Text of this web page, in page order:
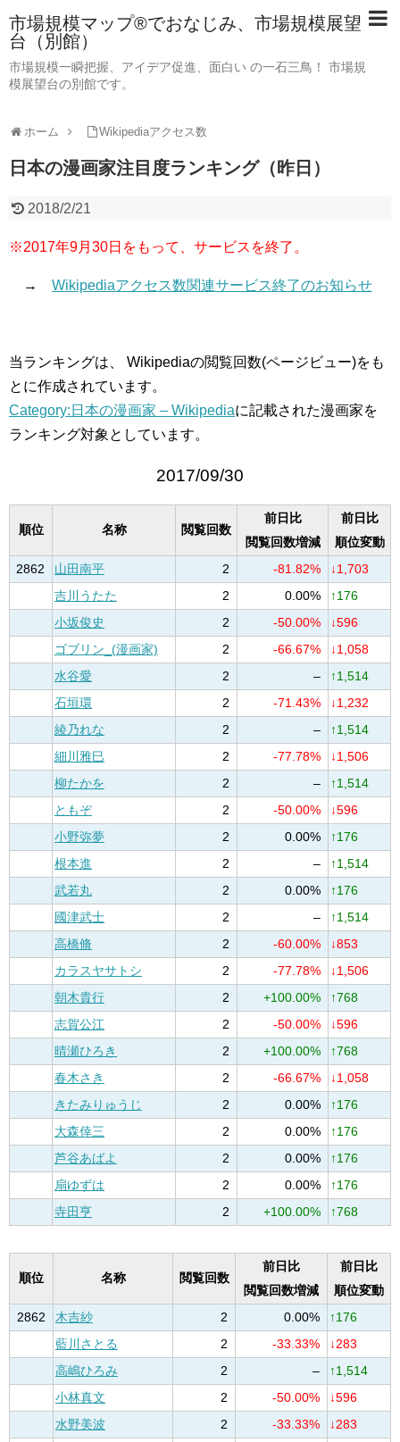
市場規模マップ®でおなじみ、市場規模展望
台（別館）
市場規模一瞬把握、アイデア促進、面白い の一石三鳥！ 市場規
模展望台の別館です。
ホーム Wikipediaアクセス数
日本の漫画家注目度ランキング（昨日）
2018/2/21
※2017年9月30日をもって、サービスを終了。
→ Wikipediaアクセス数関連サービス終了のお知らせ
当ランキングは、 Wikipediaの閲覧回数(ページビュー)をも
とに作成されています。
Category:日本の漫画家 – Wikipediaに記載された漫画家を
ランキング対象としています。
2017/09/30
順位 名称 閲覧回数
前日比
閲覧回数増減
前日比
順位変動
2862
山田南平 2 -81.82%
↓1,703
吉川うたた
2 0.00%
↑176
小坂俊史
2 -50.00%
↓596
ゴブリン_(漫画家)
2 -66.67%
↓1,058
水谷愛
2 –
↑1,514
石垣環
2 -71.43%
↓1,232
綾乃れな
2 –
↑1,514
細川雅巳
2 -77.78%
↓1,506
柳たかを
2 –
↑1,514
ともぞ
2 -50.00%
↓596
小野弥夢
2 0.00%
↑176
根本進
2 –
↑1,514
武若丸
2 0.00%
↑176
國津武士
2 –
↑1,514
高橋脩
2 -60.00%
↓853
カラスヤサトシ
2 -77.78%
↓1,506
朝木貴行
2 +100.00%
↑768
志賀公江
2 -50.00%
↓596
晴瀬ひろき
2 +100.00%
↑768
春木さき
2 -66.67%
↓1,058
きたみりゅうじ
2 0.00%
↑176
大森倖三
2 0.00%
↑176
芦谷あばよ
2 0.00%
↑176
扇ゆずは
2 0.00%
↑176
寺田亨
2 +100.00% ↑768
順位 名称 閲覧回数
前日比
閲覧回数増減
前日比
順位変動
2862
木吉紗 2 0.00%
↑176
藍川さとる
2 -33.33%
↓283
高嶋ひろみ
2 –
↑1,514
小林真文
2 -50.00%
↓596
水野美波
2 -33.33%
↓283